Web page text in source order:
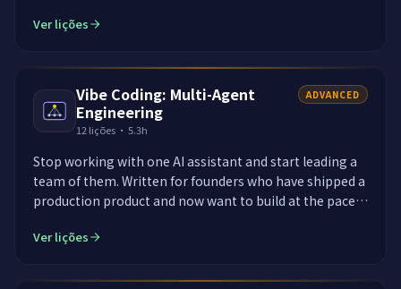
security against common attacks, tests, deployment to
maintenance. By the end you take a prototype and ship
a production-ready product, all without writing code
yourself.
Ver lições
Vibe Coding: Multi-Agent
Engineering
12 lições · 5.3h
ADVANCED
Stop working with one AI assistant and start leading a
team of them. Written for founders who have shipped a
production product and now want to build at the pace
specialized AI agents, a product manager, an architect,
engineer, give each a clear role, and coordinate them
Ver lições